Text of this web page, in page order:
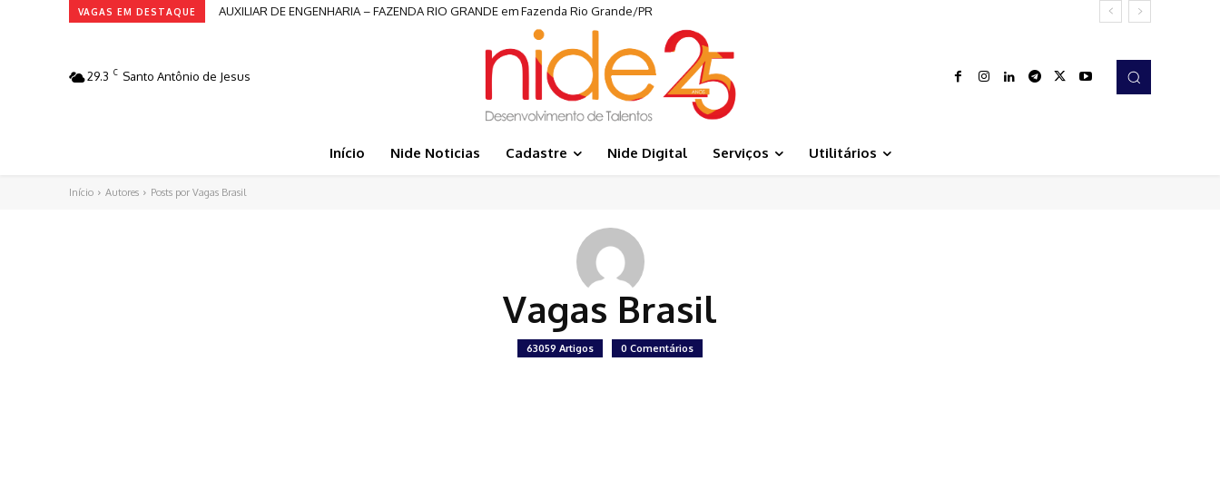
VAGAS EM DESTAQUE AUXILIAR DE ENGENHARIA – FAZENDA RIO GRANDE em Fazenda Rio Grande/PR
29.3 C Santo Antônio de Jesus
Início Nide Noticias Cadastre Nide Digital Serviços Utilitários
Início Autores Posts por Vagas Brasil
Vagas Brasil
63059 Artigos 0 Comentários